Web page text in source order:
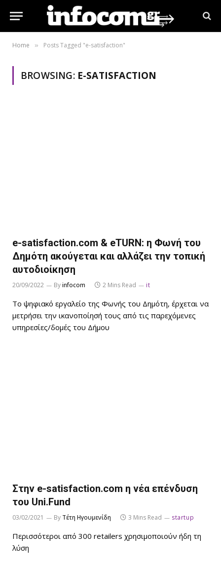
Home » Posts Tagged "e-satisfaction"
BROWSING: E-SATISFACTION
e-satisfaction.com & eΤURN: η Φωνή του
Δημότη ακούγεται και αλλάζει την τοπική
αυτοδιοίκηση
20/09/2022 Byinfocom 2 Mins Read it
Το ψηφιακό εργαλείο της Φωνής του Δημότη, έρχεται να
μετρήσει την ικανοποίησή τους από τις παρεχόμενες
υπηρεσίες/δομές του Δήμου
Στην e-satisfaction.com η νέα επένδυση
του Uni.Fund
03/02/2021 By Τέτη Ηγουμενίδη 3 Mins Read startup
Περισσότεροι από 300 retailers χρησιμοποιούν ήδη τη
λύση